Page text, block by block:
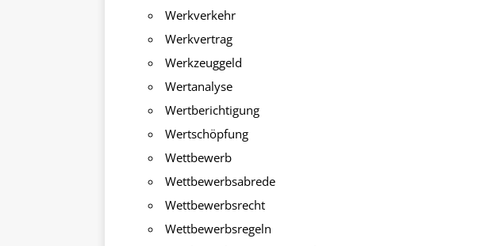
Werkverkehr
Werkvertrag
Werkzeuggeld
Wertanalyse
Wertberichtigung
Wertschöpfung
Wettbewerb
Wettbewerbsabrede
Wettbewerbsrecht
Wettbewerbsregeln